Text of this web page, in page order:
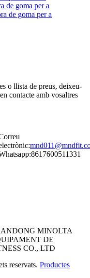
o llista de preus, deixeu-
contacte amb vosaltres
8617600511331
MINOLTA
DE
CO., LTD
reservats. Productes